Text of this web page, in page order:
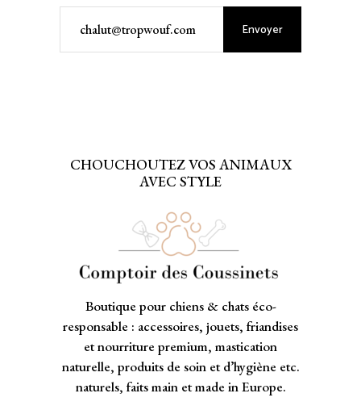
Envoyer
CHOUCHOUTEZ VOS ANIMAUX
AVEC STYLE
Boutique pour chiens & chats éco-
responsable : accessoires, jouets, friandises
et nourriture premium, mastication
naturelle, produits de soin et d’hygiène etc.
naturels, faits main et made in Europe.